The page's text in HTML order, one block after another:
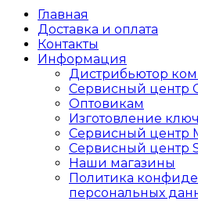
Главная
Доставка и оплата
Контакты
Информация
Дистрибьютор
Сервисный центр
Оптовикам
Изготовление
Сервисный центр
Сервисный центр
Наши магазины
Политика
персональных